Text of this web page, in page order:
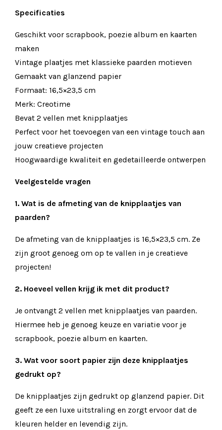
Specificaties
Geschikt voor scrapbook, poezie album en kaarten
maken
Vintage plaatjes met klassieke paarden motieven
Gemaakt van glanzend papier
Formaat: 16,5×23,5 cm
Merk: Creotime
Bevat 2 vellen met knipplaatjes
Perfect voor het toevoegen van een vintage touch aan
jouw creatieve projecten
Hoogwaardige kwaliteit en gedetailleerde ontwerpen
Veelgestelde vragen
1. Wat is de afmeting van de knipplaatjes van
paarden?
De afmeting van de knipplaatjes is 16,5×23,5 cm. Ze
zijn groot genoeg om op te vallen in je creatieve
projecten!
2. Hoeveel vellen krijg ik met dit product?
Je ontvangt 2 vellen met knipplaatjes van paarden.
Hiermee heb je genoeg keuze en variatie voor je
scrapbook, poezie album en kaarten.
3. Wat voor soort papier zijn deze knipplaatjes
gedrukt op?
De knipplaatjes zijn gedrukt op glanzend papier. Dit
geeft ze een luxe uitstraling en zorgt ervoor dat de
kleuren helder en levendig zijn.